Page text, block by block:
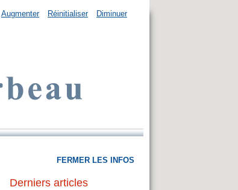
Augmenter Réinitialiser Diminuer
FERMER LES INFOS
Derniers articles